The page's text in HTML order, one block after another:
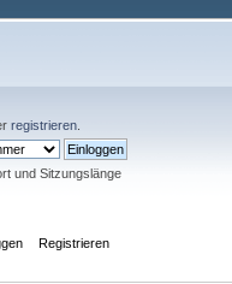
registrieren
und Sitzungslänge
Registrieren